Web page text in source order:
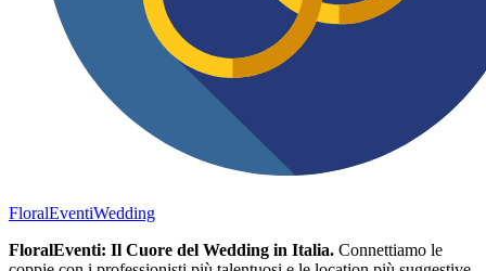
FloralEventiWedding
FloralEventi: Il Cuore del Wedding in Italia. Connettiamo le